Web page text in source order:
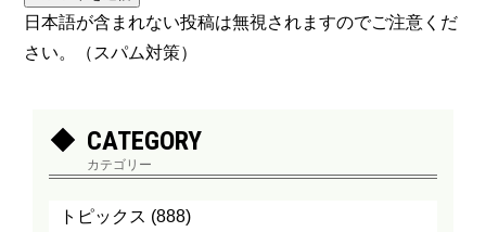
日本語が含まれない投稿は無視されますのでご注意くだ
さい。（スパム対策）
CATEGORY
カテゴリー
トピックス (888)